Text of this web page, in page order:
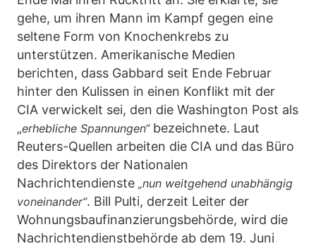
gehe, um ihren Mann im Kampf gegen eine
seltene Form von Knochenkrebs zu
unterstützen. Amerikanische Medien
berichten, dass Gabbard seit Ende Februar
hinter den Kulissen in einen Konflikt mit der
CIA verwickelt sei, den die Washington Post als
„erhebliche Spannungen“ bezeichnete. Laut
Reuters-Quellen arbeiten die CIA und das Büro
des Direktors der Nationalen
Nachrichtendienste „nun weitgehend unabhängig
voneinander“. Bill Pulti, derzeit Leiter der
Wohnungsbaufinanzierungsbehörde, wird die
Nachrichtendienstbehörde ab dem 19. Juni